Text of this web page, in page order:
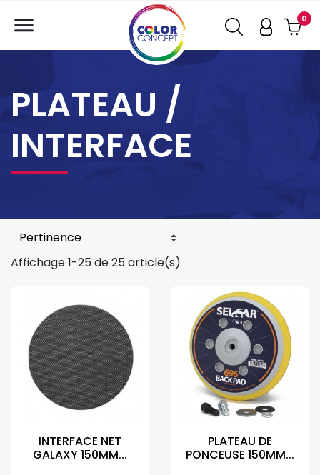
0

PLATEAU /
INTERFACE
Affichage 1-25 de 25 article(s)
INTERFACE NET
GALAXY 150MM...
PLATEAU DE
PONCEUSE 150MM...